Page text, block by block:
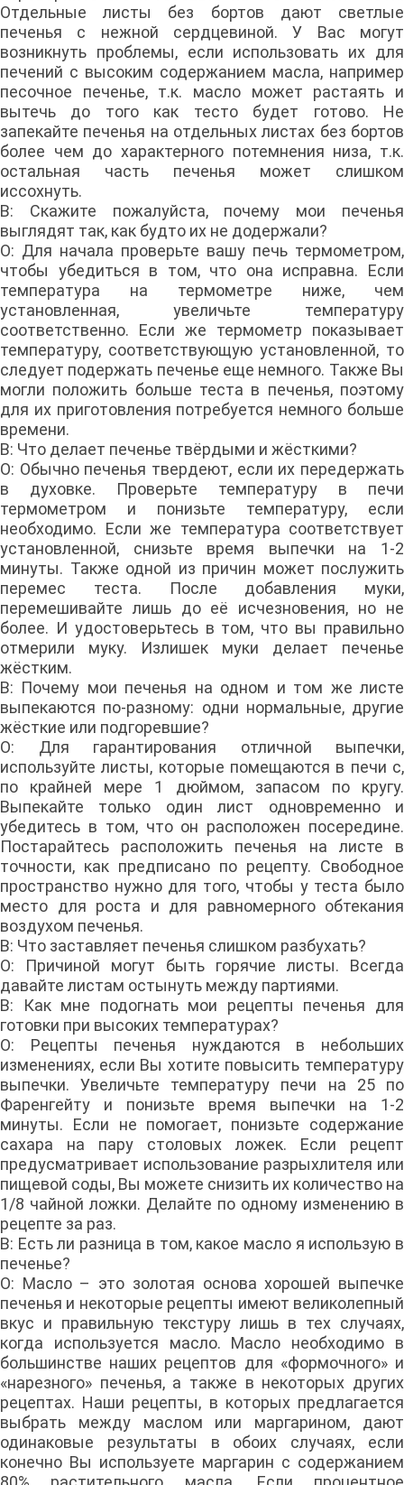
Отдельные листы без бортов дают светлые
печенья с нежной сердцевиной. У Вас могут
возникнуть проблемы, если использовать их для
печений с высоким содержанием масла, например
песочное печенье, т.к. масло может растаять и
вытечь до того как тесто будет готово. Не
запекайте печенья на отдельных листах без бортов
более чем до характерного потемнения низа, т.к.
остальная часть печенья может слишком
иссохнуть.
В: Скажите пожалуйста, почему мои печенья
выглядят так, как будто их не додержали?
О: Для начала проверьте вашу печь термометром,
чтобы убедиться в том, что она исправна. Если
температура на термометре ниже, чем
установленная, увеличьте температуру
соответственно. Если же термометр показывает
температуру, соответствующую установленной, то
следует подержать печенье еще немного. Также Вы
могли положить больше теста в печенья, поэтому
для их приготовления потребуется немного больше
времени.
В: Что делает печенье твёрдыми и жёсткими?
О: Обычно печенья твердеют, если их передержать
в духовке. Проверьте температуру в печи
термометром и понизьте температуру, если
необходимо. Если же температура соответствует
установленной, снизьте время выпечки на 1-2
минуты. Также одной из причин может послужить
перемес теста. После добавления муки,
перемешивайте лишь до её исчезновения, но не
более. И удостоверьтесь в том, что вы правильно
отмерили муку. Излишек муки делает печенье
жёстким.
В: Почему мои печенья на одном и том же листе
выпекаются по-разному: одни нормальные, другие
жёсткие или подгоревшие?
О: Для гарантирования отличной выпечки,
используйте листы, которые помещаются в печи с,
по крайней мере 1 дюймом, запасом по кругу.
Выпекайте только один лист одновременно и
убедитесь в том, что он расположен посередине.
Постарайтесь расположить печенья на листе в
точности, как предписано по рецепту. Свободное
пространство нужно для того, чтобы у теста было
место для роста и для равномерного обтекания
воздухом печенья.
В: Что заставляет печенья слишком разбухать?
О: Причиной могут быть горячие листы. Всегда
давайте листам остынуть между партиями.
В: Как мне подогнать мои рецепты печенья для
готовки при высоких температурах?
О: Рецепты печенья нуждаются в небольших
изменениях, если Вы хотите повысить температуру
выпечки. Увеличьте температуру печи на 25 по
Фаренгейту и понизьте время выпечки на 1-2
минуты. Если не помогает, понизьте содержание
сахара на пару столовых ложек. Если рецепт
предусматривает использование разрыхлителя или
пищевой соды, Вы можете снизить их количество на
1/8 чайной ложки. Делайте по одному изменению в
рецепте за раз.
В: Есть ли разница в том, какое масло я использую в
печенье?
О: Масло – это золотая основа хорошей выпечке
печенья и некоторые рецепты имеют великолепный
вкус и правильную текстуру лишь в тех случаях,
когда используется масло. Масло необходимо в
большинстве наших рецептов для «формочного» и
«нарезного» печенья, а также в некоторых других
рецептах. Наши рецепты, в которых предлагается
выбрать между маслом или маргарином, дают
одинаковые результаты в обоих случаях, если
конечно Вы используете маргарин с содержанием